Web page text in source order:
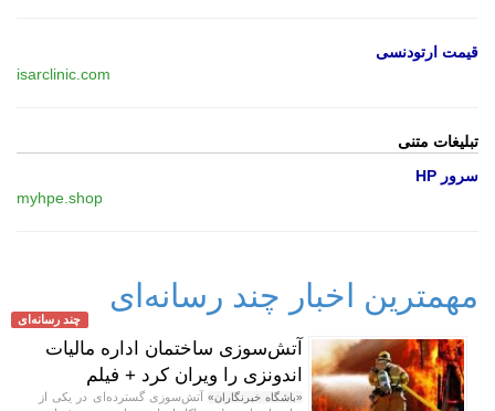
قیمت ارتودنسی
isarclinic.com
تبلیغات متنی
سرور HP
myhpe.shop
مهمترین اخبار چند رسانه‌ای
چند رسانه‌ای
آتش‌سوزی ساختمان اداره مالیات
اندونزی را ویران کرد + فیلم
«باشگاه خبرنگاران» آتش‌سوزی گسترده‌ای در یکی از